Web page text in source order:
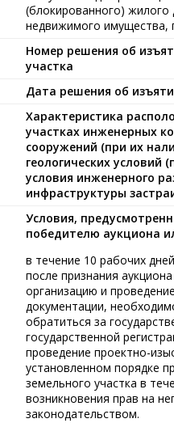
(блокированного) жилого
недвижимого имущества,
Номер решения об
участка
Дата решения об
Характеристика
участках инженерных
сооружений (при их
геологических условий
условия инженерного
инфраструктуры
Условия,
победителю аукциона
в течение 10 рабочих
после признания
организацию и
документации,
обратиться за
государственной
проведение проектно-
установленном порядке
земельного участка в
возникновения прав на
законодательством.